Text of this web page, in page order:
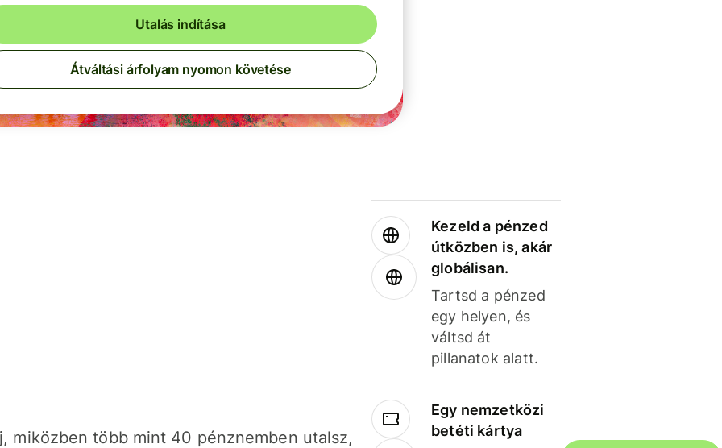
Utalás indítása
Átváltási árfolyam nyomon követése
miközben több mint 40 pénznemben utalsz,
Kezeld a pénzed
útközben is, akár
globálisan.
Tartsd a pénzed
egy helyen, és
váltsd át
pillanatok alatt.
Egy nemzetközi
betéti kártya